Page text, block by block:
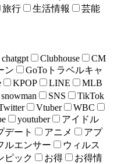
旅行 生活情報 芸能
chatgpt Clubhouse
CM
ン
GoToトラベルキャ
KPOP LINE
MLB
snowman SNS
TikTok
Vtuber
WBC
youtuber
アイドル
デート アニメ
アプ
ルエンサー
ウィルス
ピック お得
お得情